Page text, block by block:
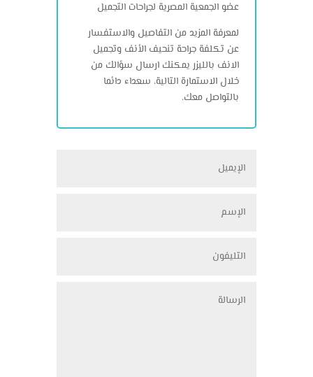
عضو الجمعية المصرية لجراحات التجميل
لمعرفة المزيد من التفاصيل والاستفسار
عن تكلفة جراحة تنحيف الأنف وتجميل
الانف بالليزر يمكنك ارسال سؤالك من
خلال الاستمارة التالية، سعداء دائما
بالتواصل معك.